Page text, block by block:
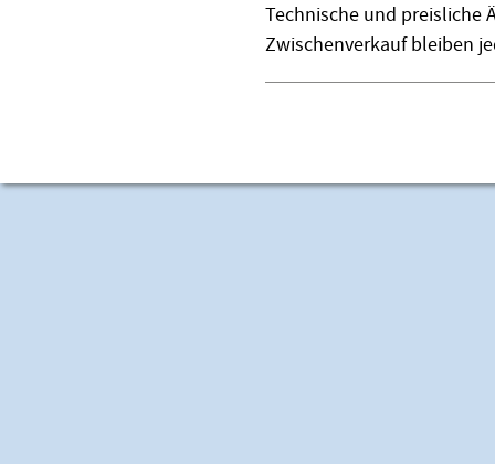
Technische und preisliche
Zwischenverkauf bleiben